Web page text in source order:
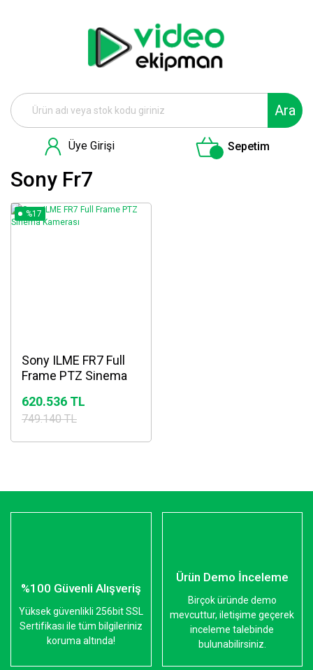
Ara
Üye Girişi Sepetim
Sony Fr7
%17
Sony ILME FR7 Full
Frame PTZ Sinema
620.536 TL
749.140 TL
%100 Güvenli Alışveriş
Yüksek güvenlikli 256bit SSL
Sertifikası ile tüm bilgileriniz
koruma altında!
Ürün Demo İnceleme
Birçok üründe demo
mevcuttur, iletişime geçerek
inceleme talebinde
bulunabilirsiniz.